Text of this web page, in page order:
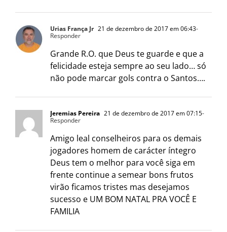
Urias França Jr 21 de dezembro de 2017 em 06:43-
Responder
Grande R.O. que Deus te guarde e que a
felicidade esteja sempre ao seu lado… só
não pode marcar gols contra o Santos….
Jeremias Pereira 21 de dezembro de 2017 em 07:15-
Responder
Amigo leal conselheiros para os demais
jogadores homem de carácter íntegro
Deus tem o melhor para você siga em
frente continue a semear bons frutos
virão ficamos tristes mas desejamos
sucesso e UM BOM NATAL PRA VOCÊ E
FAMILIA